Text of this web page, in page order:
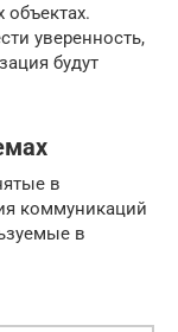
объектах.
уверенность,
будут
в
коммуникаций
в